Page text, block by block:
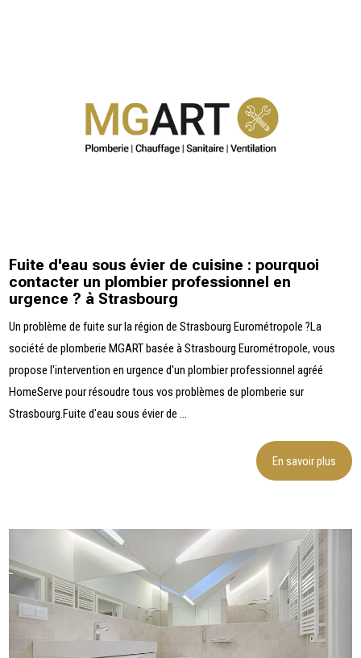
Fuite d'eau sous évier de cuisine : pourquoi
contacter un plombier professionnel en
urgence ? à Strasbourg
Un problème de fuite sur la région de Strasbourg Eurométropole ?La
société de plomberie MGART basée à Strasbourg Eurométropole, vous
propose l'intervention en urgence d'un plombier professionnel agréé
HomeServe pour résoudre tous vos problèmes de plomberie sur
Strasbourg.Fuite d'eau sous évier de ...
En savoir plus